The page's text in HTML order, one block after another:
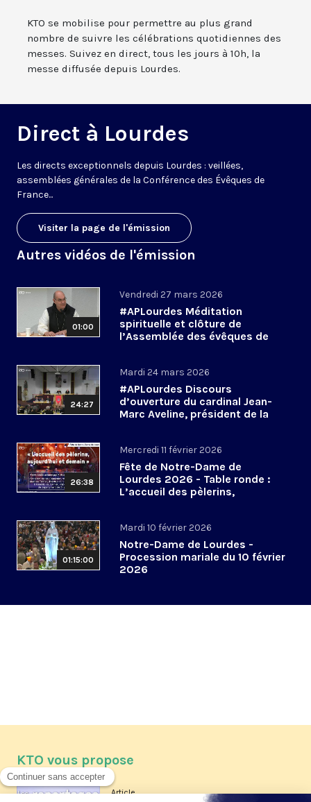
KTO se mobilise pour permettre au plus grand
nombre de suivre les célébrations quotidiennes des
messes. Suivez en direct, tous les jours à 10h, la
messe diffusée depuis Lourdes.
Direct à Lourdes
Les directs exceptionnels depuis Lourdes : veillées,
assemblées générales de la Conférence des Évêques de
France...
Visiter la page de l'émission
Autres vidéos de l'émission
01:00
Vendredi 27 mars 2026
#APLourdes Méditation
spirituelle et clôture de
l’Assemblée des évêques de
24:27
Mardi 24 mars 2026
#APLourdes Discours
d’ouverture du cardinal Jean-
Marc Aveline, président de la
26:38
Mercredi 11 février 2026
Fête de Notre-Dame de
Lourdes 2026 - Table ronde :
L’accueil des pèlerins,
01:15:00
Mardi 10 février 2026
Notre-Dame de Lourdes -
Procession mariale du 10 février
2026
KTO vous propose
Article